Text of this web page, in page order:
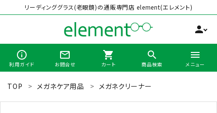
リーディンググラス(老眼鏡)の通販専門店 element(エレメント)
person
info_outline
利用ガイド
mail_outline
お問合せ
shopping_cart
カート
search
商品検索
menu
メニュー
search
TOP メガネケア用品 メガネクリーナー